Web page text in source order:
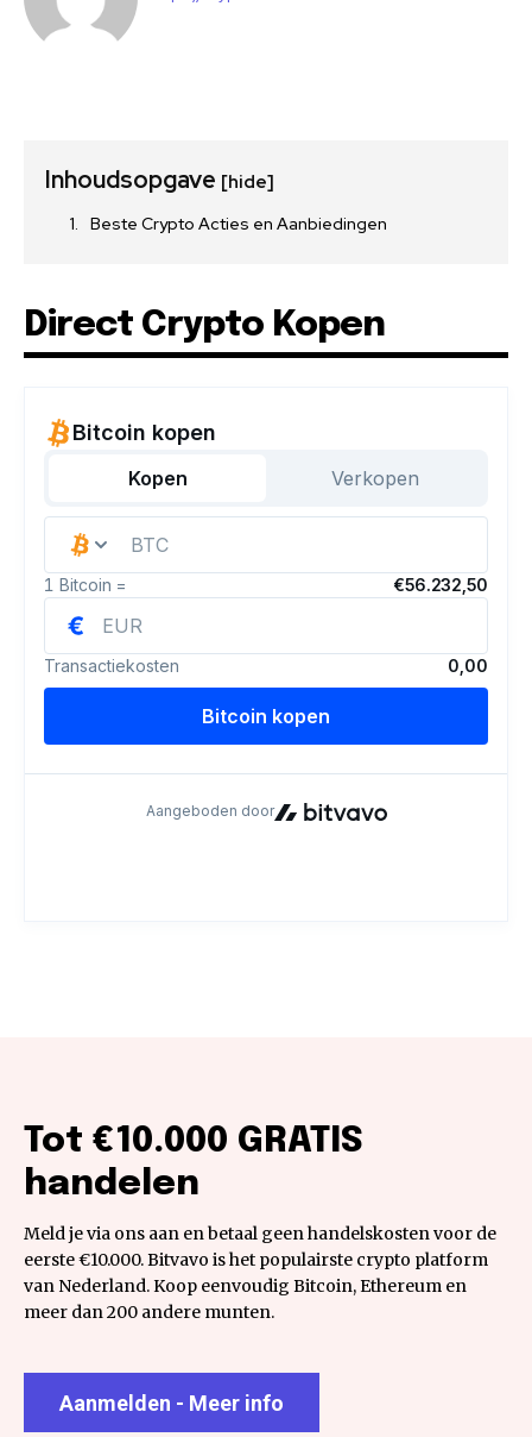
Inhoudsopgave [hide]
Beste Crypto Acties en Aanbiedingen
Direct Crypto Kopen
Tot €10.000 GRATIS
handelen
Meld je via ons aan en betaal geen handelskosten voor de
eerste €10.000. Bitvavo is het populairste crypto platform
van Nederland. Koop eenvoudig Bitcoin, Ethereum en
meer dan 200 andere munten.
Aanmelden - Meer info